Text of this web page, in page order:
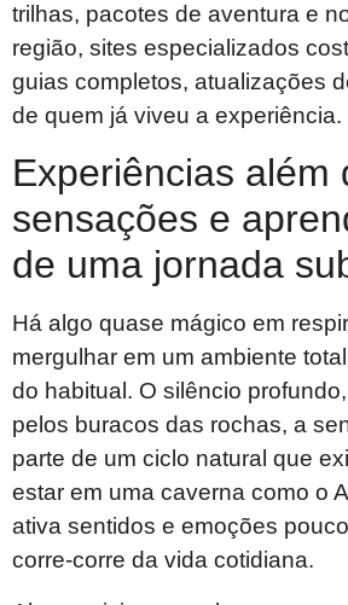
trilhas, pacotes de aventura e
região, sites especializados
guias completos, atualizações
de quem já viveu a experiência.
Experiências além
sensações e
de uma jornada
Há algo quase mágico em
mergulhar em um ambiente
do habitual. O silêncio
pelos buracos das rochas, a
parte de um ciclo natural que
estar em uma caverna como o
ativa sentidos e emoções
corre-corre da vida cotidiana.